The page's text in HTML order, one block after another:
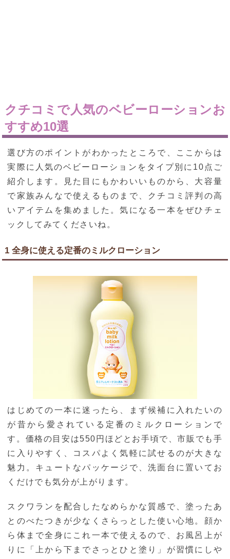
クチコミで人気のベビーローションお
すすめ10選
選び方のポイントがわかったところで、ここからは
実際に人気のベビーローションをタイプ別に10点ご
紹介します。見た目にもかわいいものから、大容量
で家族みんなで使えるものまで、クチコミ評判の高
いアイテムを集めました。気になる一本をぜひチェ
ックしてみてくださいね。
1 全身に使える定番のミルクローション
はじめての一本に迷ったら、まず候補に入れたいの
が昔から愛されている定番のミルクローションで
す。価格の目安は550円ほどとお手頃で、市販でも手
に入りやすく、コスパよく気軽に試せるのが大きな
魅力。キュートなパッケージで、洗面台に置いてお
くだけでも気分が上がります。
スクワランを配合したなめらかな質感で、塗ったあ
とのべたつきが少なくさらっとした使い心地。顔か
ら体まで全身にこれ一本で使えるので、お風呂上が
りに「上から下までさっとひと塗り」が習慣にしや